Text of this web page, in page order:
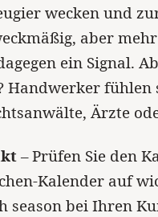
wecken und
aber
ein Signal.
Handwerker
Ärzte
– Prüfen Sie den
Kalender auf
season bei Ihren